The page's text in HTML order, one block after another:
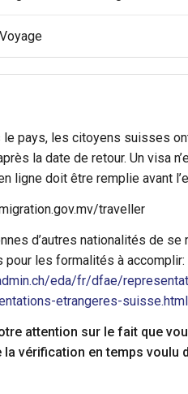
le pays, les citoyens suisses
la date de retour. Un visa
ligne doit être remplie avant
traveller
d’autres nationalités de
les formalités à accomplir:
eda/fr/dfae/
etrangeres-suisse.html
attention sur le fait que
la vérification en temps